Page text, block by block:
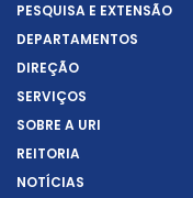
PESQUISA E EXTENSÃO
DEPARTAMENTOS
DIREÇÃO
SERVIÇOS
SOBRE A URI
REITORIA
NOTÍCIAS